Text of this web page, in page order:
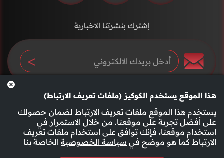
هذا الموقع يستخدم الكوكيز (ملفات تعريف الارتباط)
يستخدم هذا الموقع ملفات تعريف الارتباط لضمان حصولك
على أفضل تجربة على موقعنا. من خلال الاستمرار في
استخدام موقعنا، فإنك توافق على استخدام ملفات تعريف
الارتباط كما هو موضح في سياسة الخصوصية الخاصة بنا
إشترك بنشرتنا الاخبارية
سياسة الخصوصية الأحكام والشروط